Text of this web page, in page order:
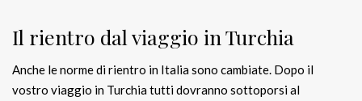
Il rientro dal viaggio in Turchia
Anche le norme di rientro in Italia sono cambiate. Dopo il
vostro viaggio in Turchia tutti dovranno sottoporsi al